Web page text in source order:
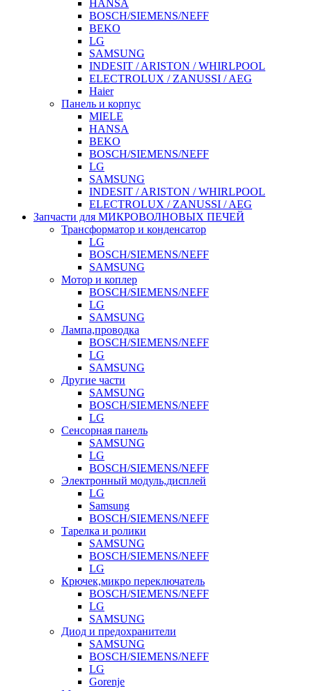
HANSA
BOSCH/SIEMENS/NEFF
BEKO
LG
SAMSUNG
INDESIT / ARISTON / WHIRLPOOL
ELECTROLUX / ZANUSSI / AEG
Haier
Панель и корпус
MIELE
HANSA
BEKO
BOSCH/SIEMENS/NEFF
LG
SAMSUNG
INDESIT / ARISTON / WHIRLPOOL
ELECTROLUX / ZANUSSI / AEG
Запчасти для МИКРОВОЛНОВЫХ ПЕЧЕЙ
Трансформатор и конденсатор
LG
BOSCH/SIEMENS/NEFF
SAMSUNG
Мотор и коплер
BOSCH/SIEMENS/NEFF
LG
SAMSUNG
Лампа,проводка
BOSCH/SIEMENS/NEFF
LG
SAMSUNG
Другие части
SAMSUNG
BOSCH/SIEMENS/NEFF
LG
Сенсорная панель
SAMSUNG
LG
BOSCH/SIEMENS/NEFF
Электронный модуль,дисплей
LG
Samsung
BOSCH/SIEMENS/NEFF
Тарелка и ролики
SAMSUNG
BOSCH/SIEMENS/NEFF
LG
Крючек,микро переключатель
BOSCH/SIEMENS/NEFF
LG
SAMSUNG
Диод и предохранители
SAMSUNG
BOSCH/SIEMENS/NEFF
LG
Gorenje